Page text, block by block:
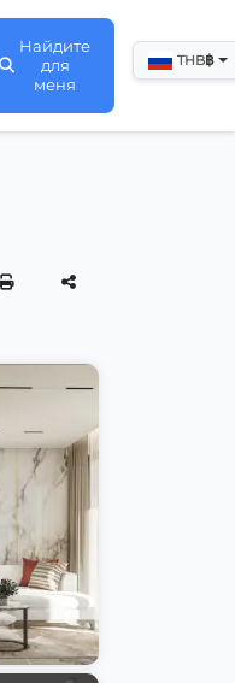
Найдите
для
меня
THB฿